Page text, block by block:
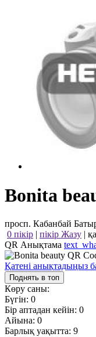
Bonita
просп. Кабанбай
0 пікір | пікір Жазу |
QR Анықтама
Қатені анықтадыңыз
Поднять в топ
Көру саны:
Бүгін: 0
Бір аптадан кейін: 0
Айына: 0
Барлық уақытта: 9